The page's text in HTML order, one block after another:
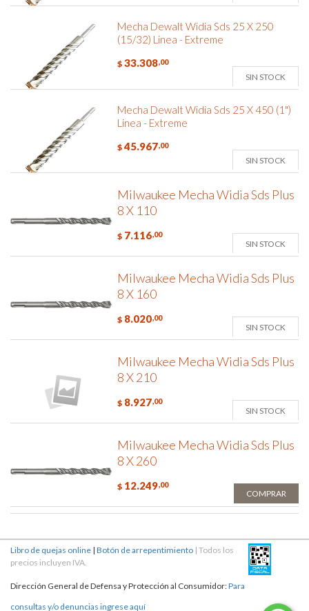
Mecha Dewalt Widia Sds 25 X 250
(15/32) Linea - Extreme
$ 33.308,00
SIN STOCK
Mecha Dewalt Widia Sds 25 X 450 (1")
Linea - Extreme
$ 45.967,00
SIN STOCK
Milwaukee Mecha Widia Sds Plus
8 X 110
$ 7.116,00
SIN STOCK
Milwaukee Mecha Widia Sds Plus
8 X 160
$ 8.020,00
SIN STOCK
Milwaukee Mecha Widia Sds Plus
8 X 210
$ 8.927,00
SIN STOCK
Milwaukee Mecha Widia Sds Plus
8 X 260
$ 12.249,00
COMPRAR
Libro de quejas online | Botón de arrepentimiento | Todos los
precios incluyen IVA.
Dirección General de Defensa y Protección al Consumidor:Para
consultas y/o denuncias ingrese aquí